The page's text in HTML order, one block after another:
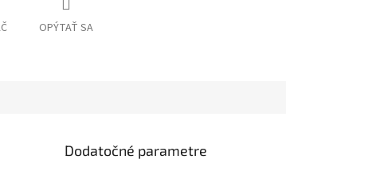
OPÝTAŤ SA
Dodatočné parametre